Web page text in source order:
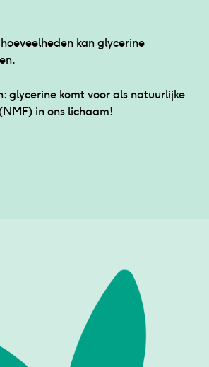
kan glycerine
glycerine komt voor als natuurlijke
in ons lichaam!